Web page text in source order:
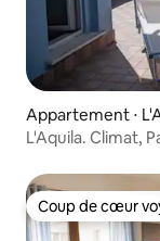
Appartement ⋅
L'Aquila. Climat,
Coup de cœur
Coup de cœur